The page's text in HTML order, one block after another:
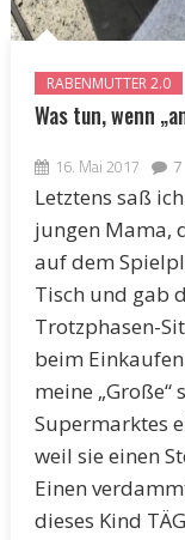
RABENMUTTER 2.0
Was tun, wenn
16. Mai 2017 7
Letztens saß
jungen Mama,
auf dem
Tisch und gab
Trotzphasen-
beim
meine „Große“
Supermarktes
weil sie einen
Einen
dieses Kind